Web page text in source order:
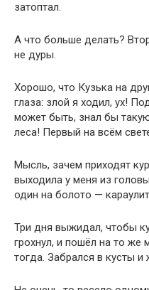
затоптал.
А что больше делать?
не дуры.
Хорошо, что Кузька на
глаза: злой я ходил, ух!
может быть, знал бы
леса! Первый на всём
Мысль, зачем приходят
выходила у меня из
один на болото —
Три дня выжидал, чтобы
грохнул, и пошёл на то же
тогда. Забрался в кусты и